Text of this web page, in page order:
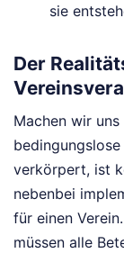
sie
Der
Machen wir
verkörpert, ist
nebenbei
für einen
müssen alle